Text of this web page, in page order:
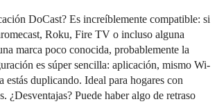
DoCast? Es increíblemente compatible: si
Roku, Fire TV o incluso alguna
marca poco conocida, probablemente la
es súper sencilla: aplicación, mismo Wi-
estás duplicando. Ideal para hogares con
¿Desventajas? Puede haber algo de retraso